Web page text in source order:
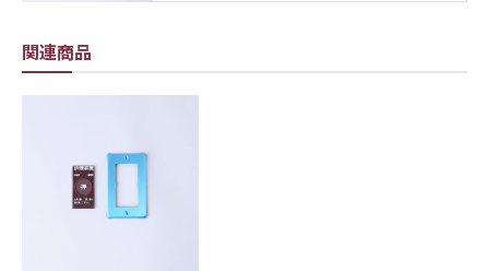
関連商品